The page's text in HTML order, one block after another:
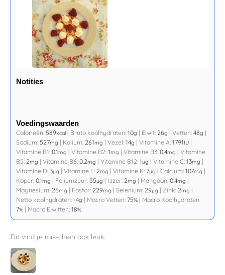
Notities
Voedingswaarden
Calorieën: 589kcal | Bruto koolhydraten:10g | Eiwit: 26g |Vetten:48g |
Sodium: 527mg | Kalium: 261mg |Vezel:14g |Vitamine A:1791IU |
Vitamine B1:0.1mg |Vitamine B2:1mg |Vitamine B3:0.4mg |Vitamine
B5: 2mg |Vitamine B6:0.2mg |Vitamine B12:1µg |Vitamine C:13mg |
Vitamine D:3µg |Vitamine E: 2mg |Vitamine K: 7µg |Calcium:107mg |
Koper:0.1mg | Foliumzuur: 55µg | IJzer: 2mg | Mangaan:0.4mg |
Magnesium: 26mg | Fosfor: 229mg |Selenium: 29µg | Zink: 2mg |
Netto koolhydraten: -4g | Macro Vetten: 75% | Macro Koolhydraten:
7% | Macro Eiwitten:18%
Dit vind je misschien ook leuk: